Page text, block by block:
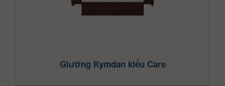
Giường Kymdan kiểu Care